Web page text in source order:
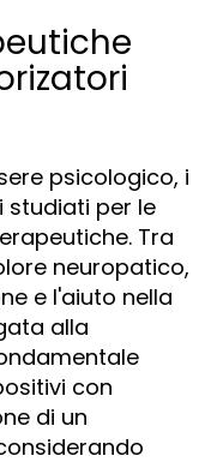
psicologico, i
studiati per le
Tra
neuropatico,
e l'aiuto nella
alla
con
di un